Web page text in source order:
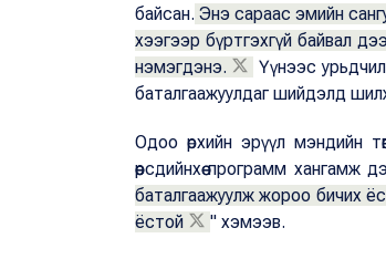
байсан. Энэ сараас эмийн
хээгээр бүртгэхгүй байвал
нэмэгдэнэ.
Үүнээс
баталгаажуулдаг шийдэлд
Одоо өрхийн эрүүл мэндийн
өөрсдийнхөө программ
баталгаажуулж жороо бичих
ёстой
" хэмээв.